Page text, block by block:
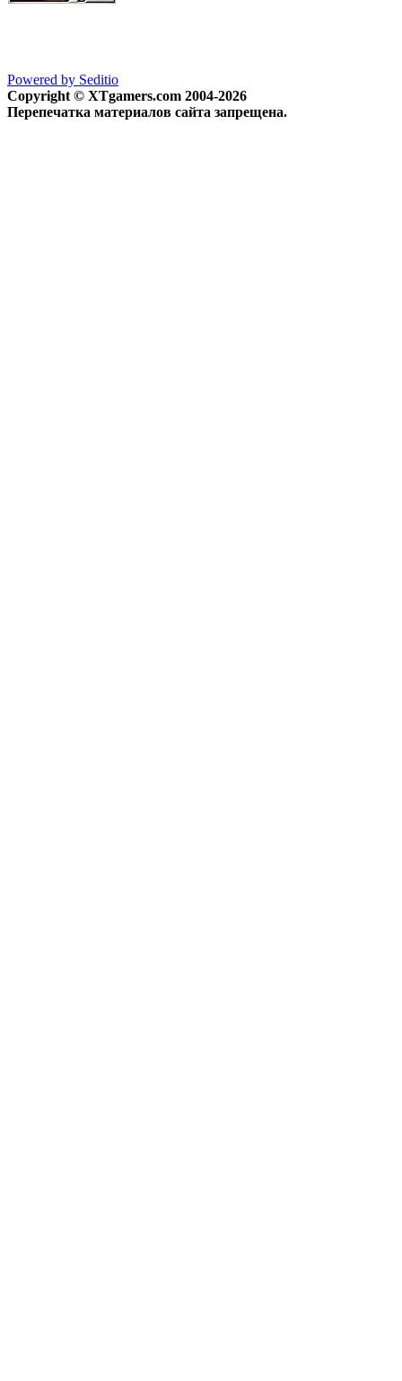
Powered by Seditio
Copyright © XTgamers.com 2004-2026
Перепечатка материалов сайта запрещена.